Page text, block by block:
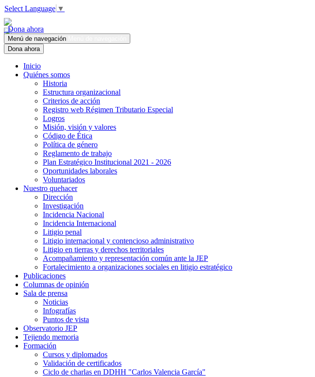
Select Language ▼
Dona ahora
Menú de navegación
Dona ahora
Inicio
Quiénes somos
Historia
Estructura organizacional
Criterios de acción
Registro web Régimen Tributario Especial
Logros
Misión, visión y valores
Código de Ética
Política de género
Reglamento de trabajo
Plan Estratégico Institucional 2021 - 2026
Oportunidades laborales
Voluntariados
Nuestro quehacer
Dirección
Investigación
Incidencia Nacional
Incidencia Internacional
Litigio penal
Litigio internacional y contencioso administrativo
Litigio en tierras y derechos territoriales
Acompañamiento y representación común ante la JEP
Fortalecimiento a organizaciones sociales en litigio estratégico
Publicaciones
Columnas de opinión
Sala de prensa
Noticias
Infografías
Puntos de vista
Observatorio JEP
Tejiendo memoria
Formación
Cursos y diplomados
Validación de certificados
Ciclo de charlas en DDHH "Carlos Valencia García"